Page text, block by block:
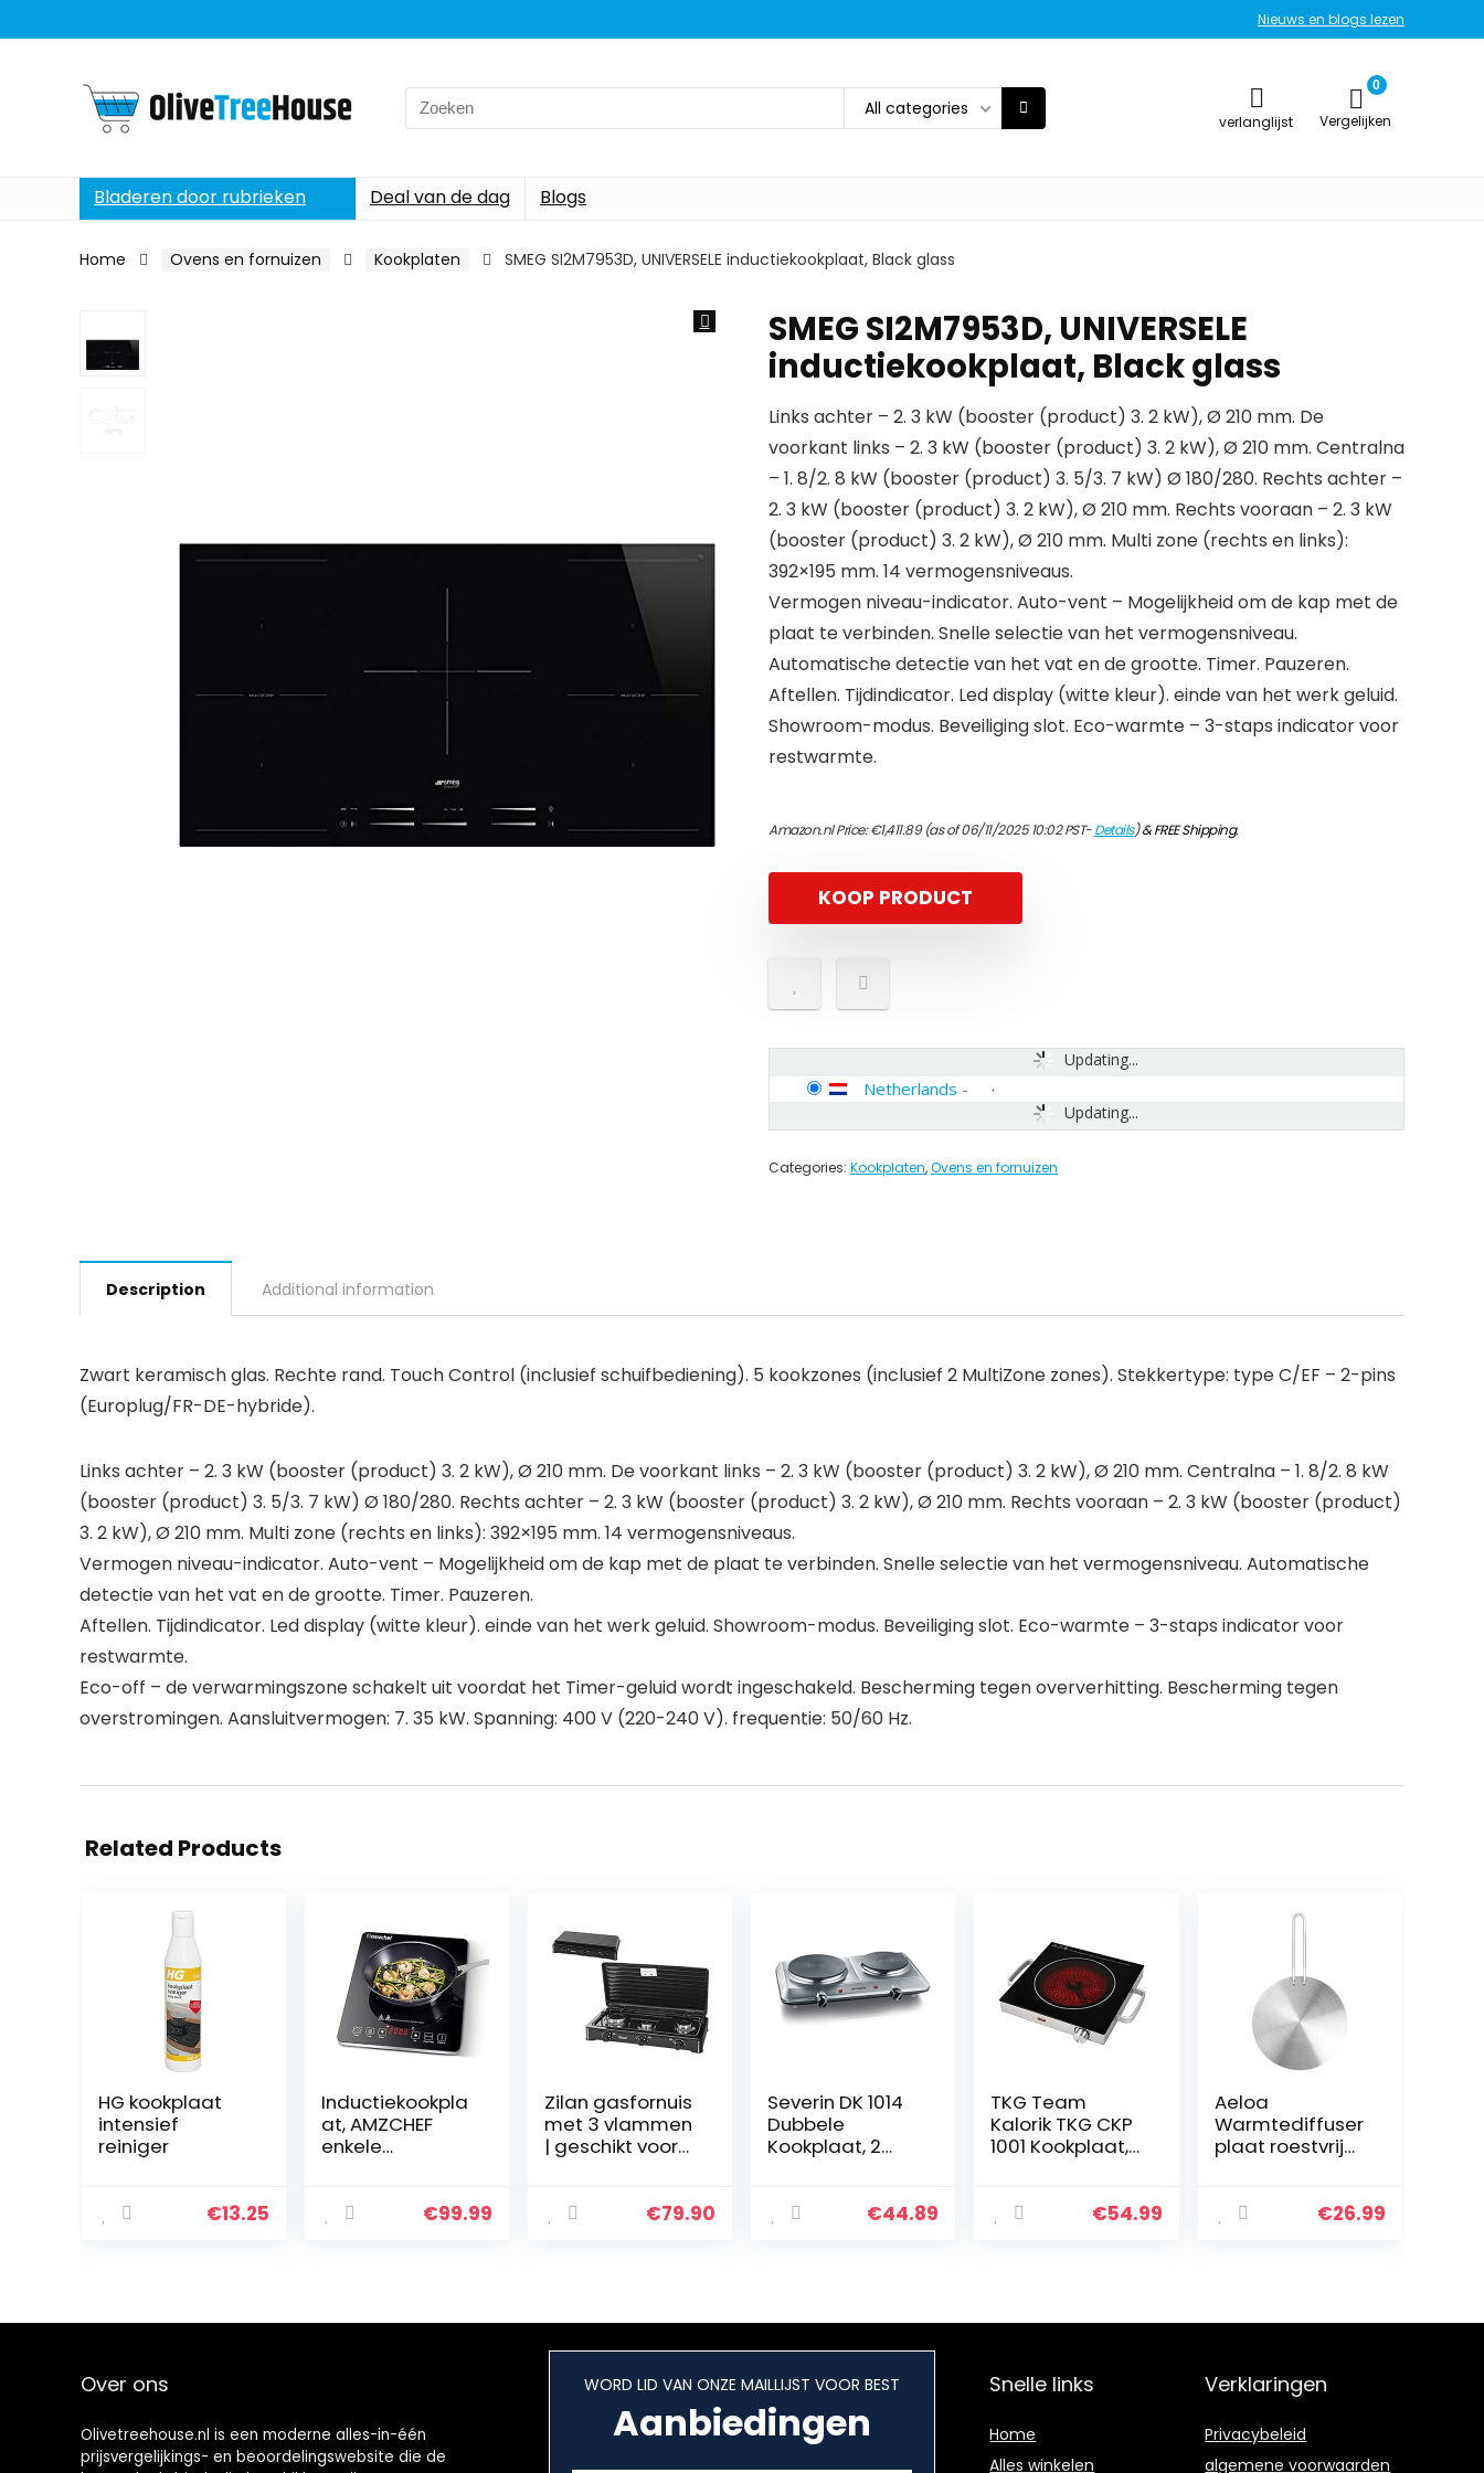
Nieuws en blogs lezen
Search
for:
All categories
verlanglijst
0
Vergelijken
Bladeren door rubrieken Deal van de dag Blogs
Home Ovens en fornuizen Kookplaten SMEG SI2M7953D, UNIVERSELE inductiekookplaat, Black glass
SMEG SI2M7953D, UNIVERSELE
inductiekookplaat, Black glass
Links achter – 2. 3 kW (booster (product) 3. 2 kW), Ø 210 mm. De
voorkant links – 2. 3 kW (booster (product) 3. 2 kW), Ø 210 mm. Centralna
– 1. 8/2. 8 kW (booster (product) 3. 5/3. 7 kW) Ø 180/280. Rechts achter –
2. 3 kW (booster (product) 3. 2 kW), Ø 210 mm. Rechts vooraan – 2. 3 kW
(booster (product) 3. 2 kW), Ø 210 mm. Multi zone (rechts en links):
392×195 mm. 14 vermogensniveaus.
Vermogen niveau-indicator. Auto-vent – Mogelijkheid om de kap met de
plaat te verbinden. Snelle selectie van het vermogensniveau.
Automatische detectie van het vat en de grootte. Timer. Pauzeren.
Aftellen. Tijdindicator. Led display (witte kleur). einde van het werk geluid.
Showroom-modus. Beveiliging slot. Eco-warmte – 3-staps indicator voor
restwarmte.
Amazon.nl Price:€1,411.89(as of 06/11/2025 10:02 PST-Details)&FREE Shipping.
KOOP PRODUCT
Updating...
Updating...
Netherlands -
Categories: Kookplaten,Ovens en fornuizen
Description Additional information
Zwart keramisch glas. Rechte rand. Touch Control (inclusief schuifbediening). 5 kookzones (inclusief 2 MultiZone zones). Stekkertype: type C/EF – 2-pins
(Europlug/FR-DE-hybride).
Links achter – 2. 3 kW (booster (product) 3. 2 kW), Ø 210 mm. De voorkant links – 2. 3 kW (booster (product) 3. 2 kW), Ø 210 mm. Centralna – 1. 8/2. 8 kW
(booster (product) 3. 5/3. 7 kW) Ø 180/280. Rechts achter – 2. 3 kW (booster (product) 3. 2 kW), Ø 210 mm. Rechts vooraan – 2. 3 kW (booster (product)
3. 2 kW), Ø 210 mm. Multi zone (rechts en links): 392×195 mm. 14 vermogensniveaus.
Vermogen niveau-indicator. Auto-vent – Mogelijkheid om de kap met de plaat te verbinden. Snelle selectie van het vermogensniveau. Automatische
detectie van het vat en de grootte. Timer. Pauzeren.
Aftellen. Tijdindicator. Led display (witte kleur). einde van het werk geluid. Showroom-modus. Beveiliging slot. Eco-warmte – 3-staps indicator voor
restwarmte.
Eco-off – de verwarmingszone schakelt uit voordat het Timer-geluid wordt ingeschakeld. Bescherming tegen oververhitting. Bescherming tegen
overstromingen. Aansluitvermogen: 7. 35 kW. Spanning: 400 V (220-240 V). frequentie: 50/60 Hz.
Related Products
HG kookplaat
intensief
reiniger
€13.25
Inductiekookpla
at, AMZCHEF
enkele
gepolijst
€99.99
Zilan gasfornuis
met 3 vlammen
| geschikt voor
aat |
€79.90
Severin DK 1014
Dubbele
Kookplaat, 2
Ø 18 Cm,
46 X B 29 X 7,7
cm
€44.89
TKG Team
Kalorik TKG CKP
1001 Kookplaat,
zwart/zilver€54.99
Aeloa
Warmtediffuser
plaat roestvrij
kookplaat
€26.99
Over ons
Olivetreehouse.nl is een moderne alles-in-één
prijsvergelijkings- en beoordelingswebsite die de
WORD LID VAN ONZE MAILLIJST VOOR BEST
Aanbiedingen
Snelle links
Home
Alles winkelen
Verklaringen
Privacybeleid
algemene voorwaarden